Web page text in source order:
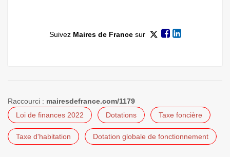
Suivez Maires de Francesur
Raccourci : mairesdefrance.com/1179
Loi de finances 2022
Dotations Taxe foncière
Taxe d'habitation Dotation globale de fonctionnement